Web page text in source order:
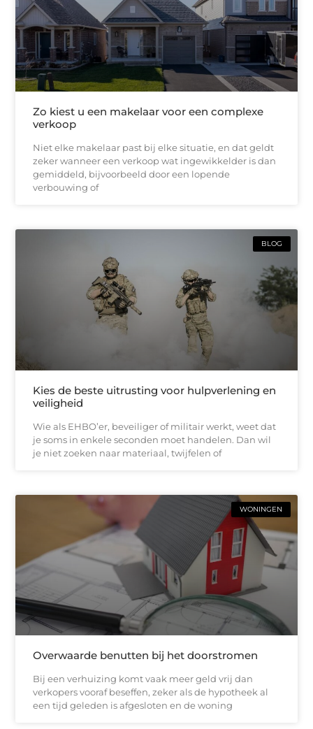
Zo kiest u een makelaar voor een complexe
verkoop
Niet elke makelaar past bij elke situatie, en dat geldt
zeker wanneer een verkoop wat ingewikkelder is dan
gemiddeld, bijvoorbeeld door een lopende
verbouwing of
BLOG
Kies de beste uitrusting voor hulpverlening en
veiligheid
Wie als EHBO’er, beveiliger of militair werkt, weet dat
je soms in enkele seconden moet handelen. Dan wil
je niet zoeken naar materiaal, twijfelen of
WONINGEN
Overwaarde benutten bij het doorstromen
Bij een verhuizing komt vaak meer geld vrij dan
verkopers vooraf beseffen, zeker als de hypotheek al
een tijd geleden is afgesloten en de woning